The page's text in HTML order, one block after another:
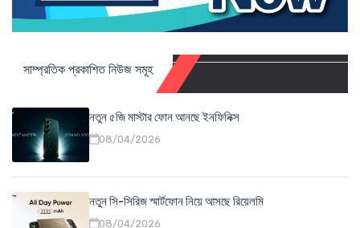
সাম্প্রতিক প্রকাশিত নিউজ সমূহ
নতুন ৫জি মাস্টার ফোন আনছে ইনফিনিক্স
08/04/2026
নতুন সি-সিরিজ স্মার্টফোন নিয়ে আসছে রিয়েলমি
08/04/2026